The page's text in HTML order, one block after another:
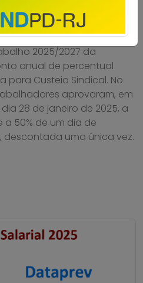
29/08/2025.
2025/2027 da
anual de percentual
para Custeio Sindical. No
aprovaram, em
28 de janeiro de 2025, a
50% de um dia de
uma única vez.